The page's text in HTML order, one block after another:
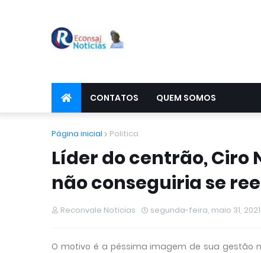
CONTATOS QUEM SOMOS
Página inicial Politica
Líder do centrão, Ciro
não conseguiria se
Reconvale Noticias segunda-feira, maio 31, 2021
O motivo é a péssima imagem de sua gestão